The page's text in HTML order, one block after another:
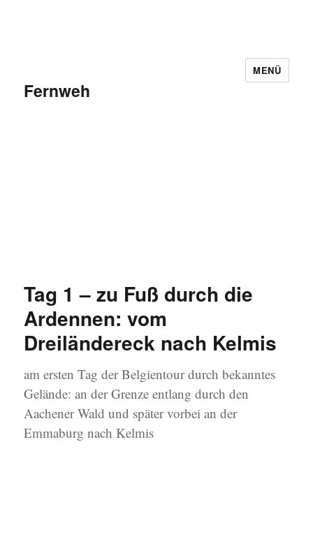
Fernweh
MENÜ
Tag 1 – zu Fuß durch die
Ardennen: vom
Dreiländereck nach Kelmis
am ersten Tag der Belgientour durch bekanntes
Gelände: an der Grenze entlang durch den
Aachener Wald und später vorbei an der
Emmaburg nach Kelmis